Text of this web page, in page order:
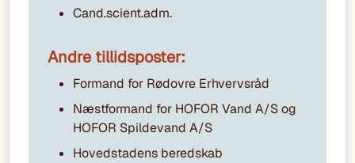
Cand.scient.adm.
Andre tillidsposter:
Formand for Rødovre Erhvervsråd
Næstformand for HOFOR Vand A/S og
HOFOR Spildevand A/S
Hovedstadens beredskab